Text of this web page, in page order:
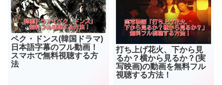
ペク・ドンス(韓国ドラマ)
日本語字幕のフル動画！
スマホで無料視聴する方
法
打ち上げ花火、下から見
るか？横から見るか？(実
写映画)の動画を無料フル
視聴する方法！